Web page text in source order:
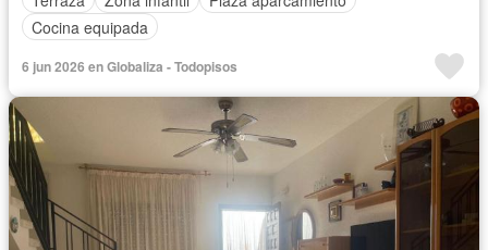
Cocina equipada
6 jun 2026 en Globaliza - Todopisos